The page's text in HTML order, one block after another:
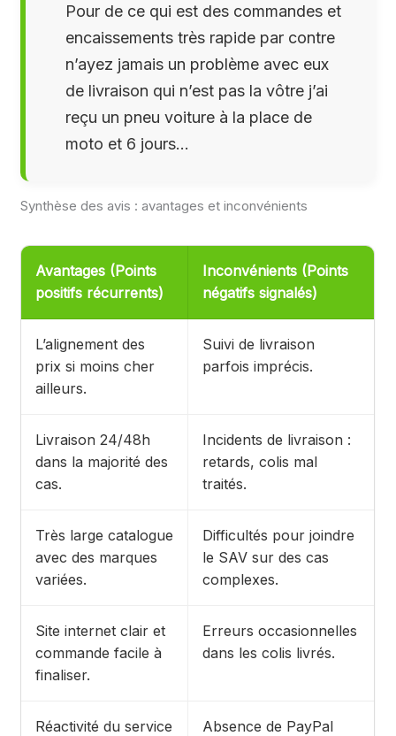
Pour de ce qui est des commandes et
encaissements très rapide par contre
n’ayez jamais un problème avec eux
de livraison qui n’est pas la vôtre j’ai
reçu un pneu voiture à la place de
moto et 6 jours…
Synthèse des avis : avantages et inconvénients
Avantages (Points
positifs récurrents)
Inconvénients (Points
négatifs signalés)
L’alignement des
prix si moins cher
ailleurs.
Suivi de livraison
parfois imprécis.
Livraison 24/48h
dans la majorité des
cas.
Incidents de livraison :
retards, colis mal
traités.
Très large catalogue
avec des marques
variées.
Difficultés pour joindre
le SAV sur des cas
complexes.
Site internet clair et
commande facile à
finaliser.
Erreurs occasionnelles
dans les colis livrés.
Réactivité du service Absence de PayPal